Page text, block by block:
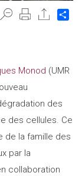
Monod (UMR
des
des cellules. Ce
de la famille des
par la
collaboration